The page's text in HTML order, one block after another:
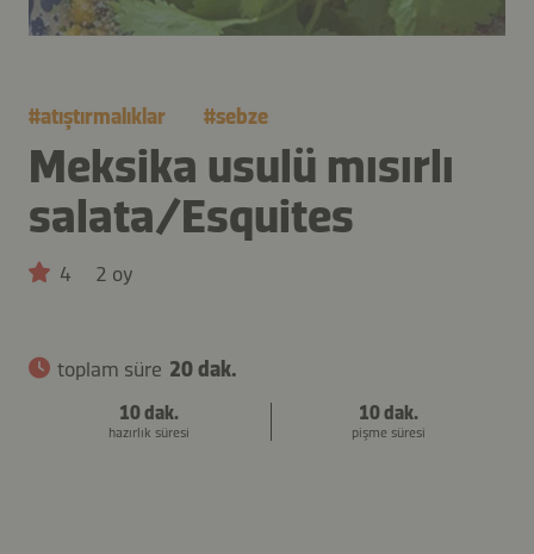
#atıştırmalıklar #sebze
Meksika usulü mısırlı
salata/Esquites
4 2 oy
toplam süre 20 dak.
10 dak.
hazırlık süresi
10 dak.
pişme süresi